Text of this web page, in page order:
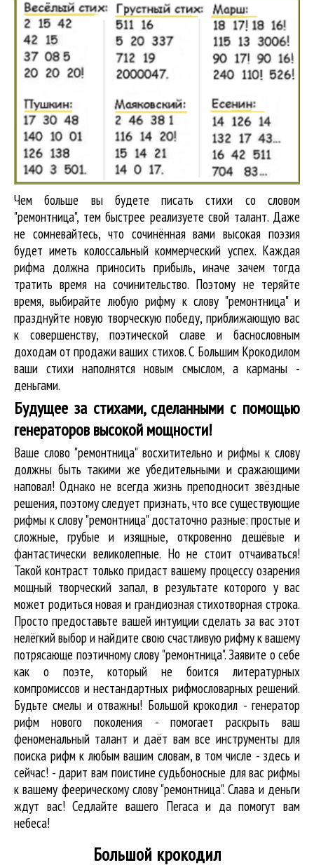
Чем больше вы будете писать стихи со словом
"ремонтница", тем быстрее реализуете свой талант. Даже
не сомневайтесь, что сочинённая вами высокая поэзия
будет иметь колоссальный коммерческий успех. Каждая
рифма должна приносить прибыль, иначе зачем тогда
тратить время на сочинительство. Поэтому не теряйте
время, выбирайте любую рифму к слову "ремонтница" и
празднуйте новую творческую победу, приближающую вас
к совершенству, поэтической славе и баснословным
доходам от продажи ваших стихов. С Большим Крокодилом
ваши стихи наполнятся новым смыслом, а карманы -
деньгами.
Будущее за стихами, сделанными с помощью
генераторов высокой мощности!
Ваше слово "ремонтница" восхитительно и рифмы к слову
должны быть такими же убедительными и сражающими
наповал! Однако не всегда жизнь преподносит звёздные
решения, поэтому следует признать, что все существующие
рифмы к слову "ремонтница" достаточно разные: простые и
сложные, грубые и изящные, откровенно дешёвые и
фантастически великолепные. Но не стоит отчаиваться!
Такой контраст только придаст вашему процессу озарения
мощный творческий запал, в результате которого у вас
может родиться новая и грандиозная стихотворная строка.
Просто предоставьте вашей интуиции сделать за вас этот
нелёгкий выбор и найдите свою счастливую рифму к вашему
потрясающе поэтичному слову "ремонтница". Заявите о себе
как о поэте, который не боится литературных
компромиссов и нестандартных рифмословарных решений.
Будьте смелы и отважны! Большой крокодил - генератор
рифм нового поколения - помогает раскрыть ваш
феноменальный талант и даёт вам все инструменты для
поиска рифмк любым вашим словам, в том числе - здесь и
сейчас! - дарит вам поистине судьбоносные для вас рифмы
к вашему феерическому слову "ремонтница". Слава и деньги
ждут вас! Седлайте вашего Пегаса и да помогут вам
небеса!
Большой крокодил